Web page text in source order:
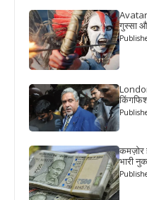
गुस्सा
कमज़ोर
भारी